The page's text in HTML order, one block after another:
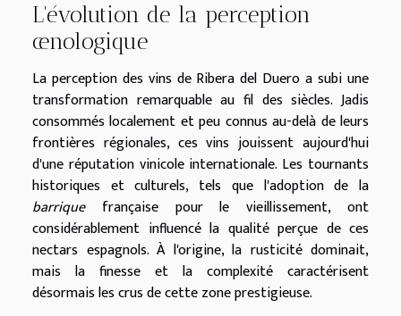
L'évolution de la perception
œnologique
La perception des vins de Ribera del Duero a subi une
transformation remarquable au fil des siècles. Jadis
consommés localement et peu connus au-delà de leurs
frontières régionales, ces vins jouissent aujourd'hui
d'une réputation vinicole internationale. Les tournants
historiques et culturels, tels que l'adoption de la
barriquefrançaise pour le vieillissement, ont
considérablement influencé la qualité perçue de ces
nectars espagnols. À l'origine, la rusticité dominait,
mais la finesse et la complexité caractérisent
désormais les crus de cette zone prestigieuse.